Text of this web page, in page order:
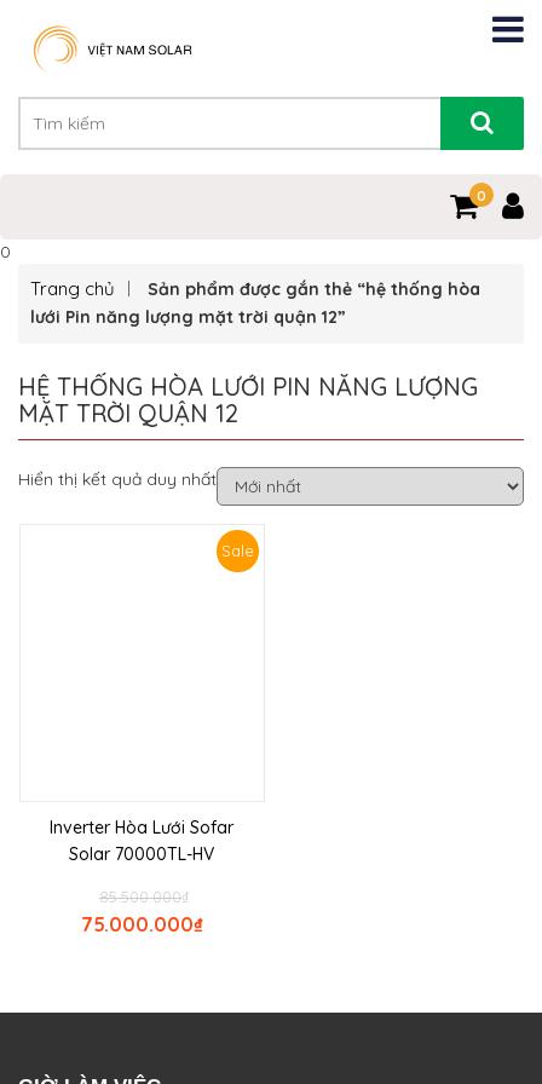
0
0
Trang chủ
Sản phẩm được gắn thẻ “hệ thống hòa
lưới Pin năng lượng mặt trời quận 12”
HỆ THỐNG HÒA LƯỚI PIN NĂNG LƯỢNG
MẶT TRỜI QUẬN 12
Hiển thị kết quả duy nhất
Sale
Inverter Hòa Lưới Sofar
Solar 70000TL-HV
₫
85.500.000
₫
75.000.000